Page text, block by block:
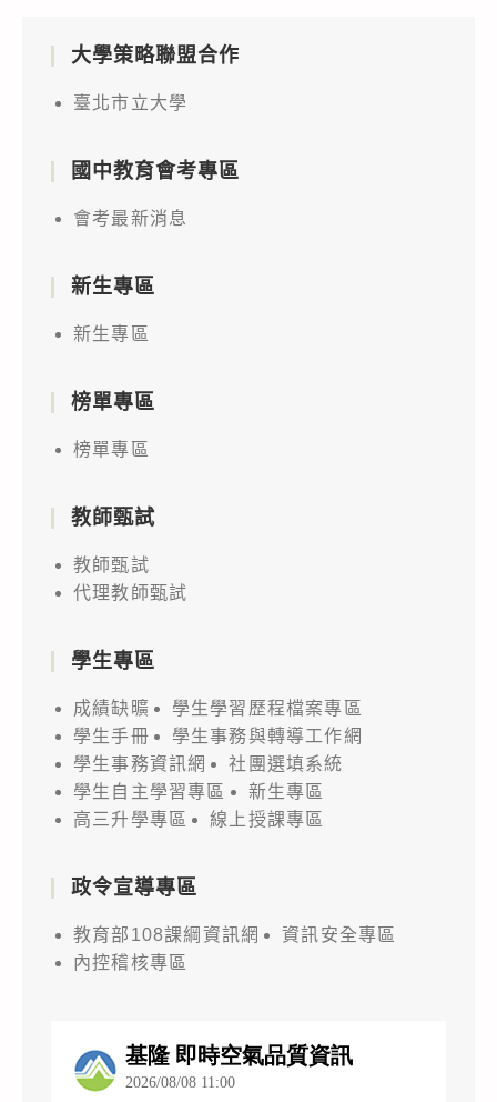
大學策略聯盟合作
臺北市立大學
國中教育會考專區
會考最新消息
新生專區
新生專區
榜單專區
榜單專區
教師甄試
教師甄試
代理教師甄試
學生專區
成績缺曠
學生學習歷程檔案專區
學生手冊
學生事務與轉導工作網
學生事務資訊網
社團選填系統
學生自主學習專區
新生專區
高三升學專區
線上授課專區
政令宣導專區
教育部108課綱資訊網
資訊安全專區
內控稽核專區